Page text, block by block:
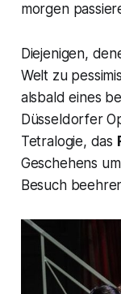
morgen
Diejenigen,
Welt zu
alsbald eines
Düsseldorfer
Tetralogie, das
Geschehens
Besuch